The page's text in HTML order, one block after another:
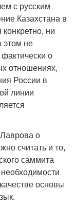
с русским
Казахстана в
ни
этом не
о
отношениях,
России в
линии
о
считать и то,
саммита
основы